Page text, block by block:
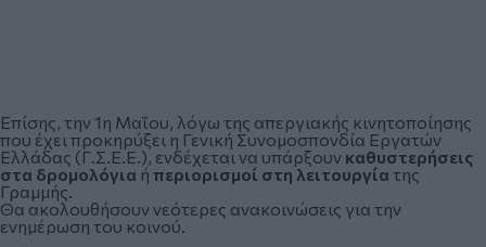
Επίσης, την 1η Μαΐου, λόγω της απεργιακής κινητοποίησης
που έχει προκηρύξει η Γενική Συνομοσπονδία Εργατών
Ελλάδας (Γ.Σ.Ε.Ε.), ενδέχεται να υπάρξουν καθυστερήσεις
στα δρομολόγια ή περιορισμοί στη λειτουργία της
Γραμμής.
Θα ακολουθήσουν νεότερες ανακοινώσεις για την
ενημέρωση του κοινού.